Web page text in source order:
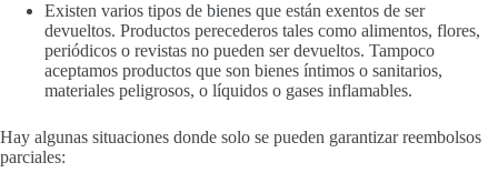
Existen varios tipos de bienes que están exentos de ser
devueltos. Productos perecederos tales como alimentos, flores,
periódicos o revistas no pueden ser devueltos. Tampoco
aceptamos productos que son bienes íntimos o sanitarios,
materiales peligrosos, o líquidos o gases inflamables.
Hay algunas situaciones donde solo se pueden garantizar reembolsos
parciales: